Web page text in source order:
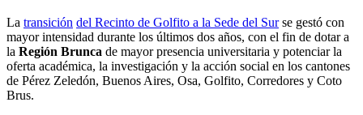
La transición del Recinto de Golfito a la Sede del Surse gestó con
mayor intensidad durante los últimos dos años, con el fin de dotar a
la Región Brunca de mayor presencia universitaria y potenciar la
oferta académica, la investigación y la acción social en los cantones
de Pérez Zeledón, Buenos Aires, Osa, Golfito, Corredores y Coto
Brus.